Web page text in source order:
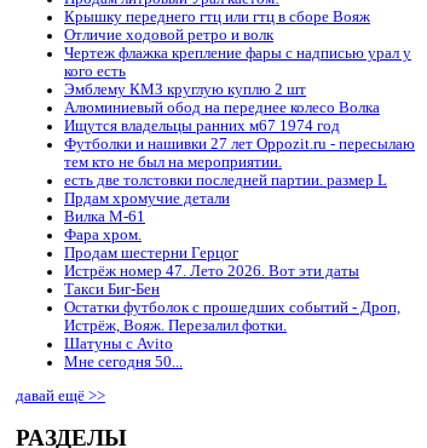
Крышку переднего гтц или гтц в сборе Вояж
Отличие ходовой ретро и волк
Чертеж флажка крепление фары с надписью урал у
кого есть
Эмблему КМЗ круглую куплю 2 шт
Алюминиевый обод на переднее колесо Волка
Ищутся владельцы ранних м67 1974 год
Футболки и нашивки 27 лет Oppozit.ru - пересылаю
тем кто не был на мероприятии.
есть две толстовки последней партии. размер L
Прдам хромучие детали
Вилка М-61
Фара хром.
Продам шестерни Герцог
Истрёж номер 47. Лето 2026. Вот эти даты
Такси Биг-Бен
Остатки футболок с прошедших событий - Дроп,
Истрёж, Вояж. Перезалил фотки.
Шатуны с Avito
Мне сегодня 50...
давай ещё >>
РАЗДЕЛЫ